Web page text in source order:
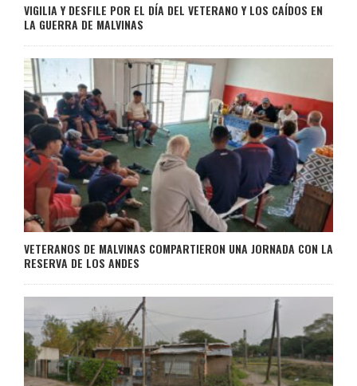
VIGILIA Y DESFILE POR EL DÍA DEL VETERANO Y LOS CAÍDOS EN
LA GUERRA DE MALVINAS
VETERANOS DE MALVINAS COMPARTIERON UNA JORNADA CON LA
RESERVA DE LOS ANDES